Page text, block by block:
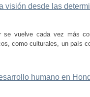
visión desde las
se vuelve cada vez más
como culturales, un país
humano en